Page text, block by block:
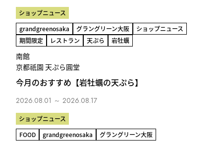
ショップニュース
grandgreenosaka
グラングリーン大阪
ショップニュース
期間限定
レストラン 天ぷら 岩牡蠣
南館
京都祇園 天ぷら圓堂
今月のおすすめ【岩牡蠣の天ぷら】
2026.08.01 ～ 2026.08.17
ショップニュース
FOOD
grandgreenosaka グラングリーン大阪